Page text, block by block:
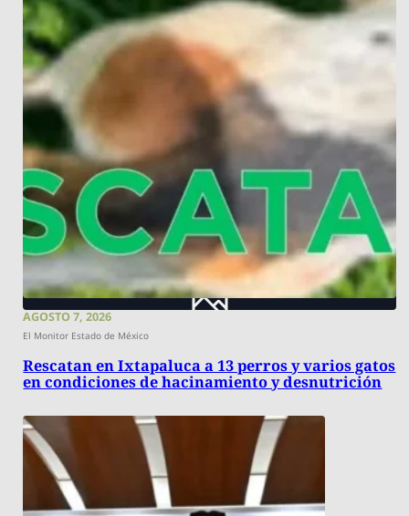
AGOSTO 7, 2026
El Monitor Estado de México
Rescatan en Ixtapaluca a 13 perros y varios gatos
en condiciones de hacinamiento y desnutrición